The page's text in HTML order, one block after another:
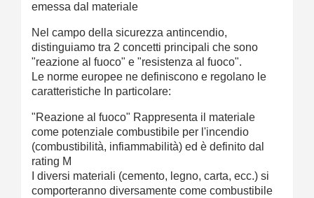
emessa dal materiale
Nel campo della sicurezza antincendio,
distinguiamo tra 2 concetti principali che sono
"reazione al fuoco" e "resistenza al fuoco".
Le norme europee ne definiscono e regolano le
caratteristiche In particolare:
"Reazione al fuoco" Rappresenta il materiale
come potenziale combustibile per l'incendio
(combustibilità, infiammabilità) ed è definito dal
rating M
I diversi materiali (cemento, legno, carta, ecc.) si
comporteranno diversamente come combustibile